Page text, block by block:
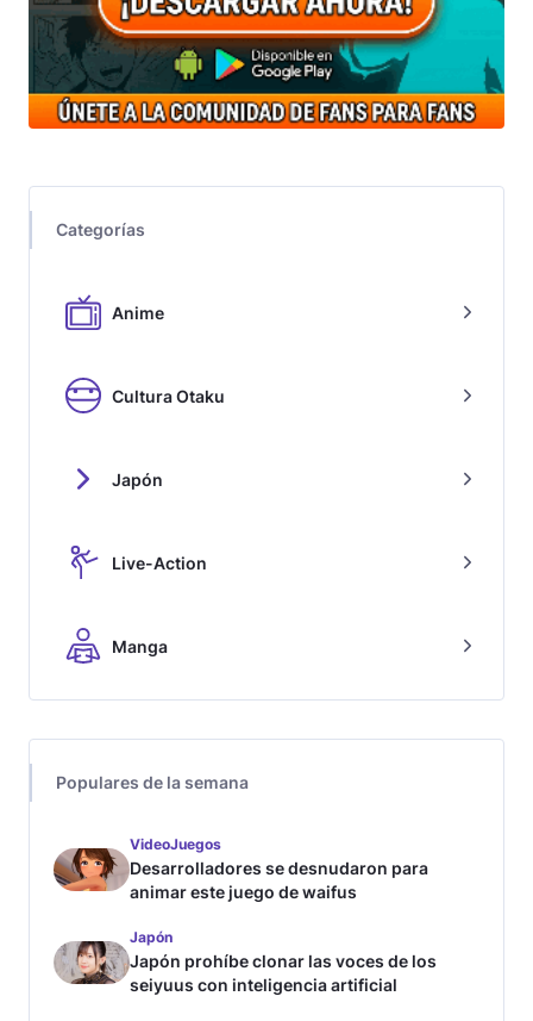
Categorías
Anime
Cultura Otaku
Japón
Live-Action
Manga
Populares de la semana
VideoJuegos
Desarrolladores se desnudaron para
animar este juego de waifus
Japón
Japón prohíbe clonar las voces de los
seiyuus con inteligencia artificial